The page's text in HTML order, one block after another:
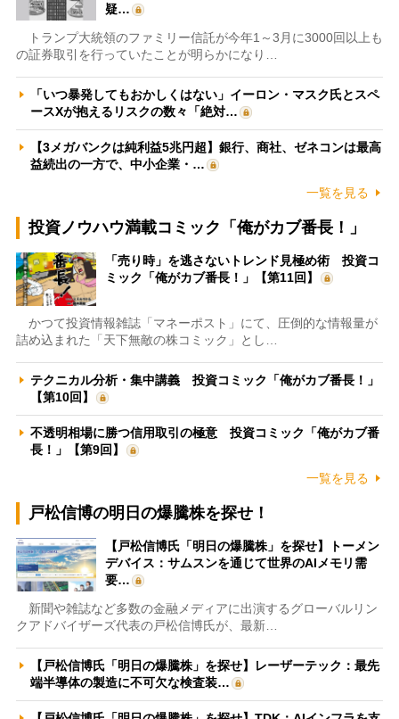
疑…
トランプ大統領のファミリー信託が今年1～3月に3000回以上も
の証券取引を行っていたことが明らかになり…
「いつ暴発してもおかしくはない」イーロン・マスク氏とスペ
ースXが抱えるリスクの数々「絶対…
【3メガバンクは純利益5兆円超】銀行、商社、ゼネコンは最高
益続出の一方で、中小企業・…
一覧を見る
投資ノウハウ満載コミック「俺がカブ番長！」
「売り時」を逃さないトレンド見極め術 投資コ
ミック「俺がカブ番長！」【第11回】
かつて投資情報雑誌「マネーポスト」にて、圧倒的な情報量が
詰め込まれた「天下無敵の株コミック」とし…
テクニカル分析・集中講義 投資コミック「俺がカブ番長！」
【第10回】
不透明相場に勝つ信用取引の極意 投資コミック「俺がカブ番
長！」【第9回】
一覧を見る
戸松信博の明日の爆騰株を探せ！
【戸松信博氏「明日の爆騰株」を探せ】トーメン
デバイス：サムスンを通じて世界のAIメモリ需
要…
新聞や雑誌など多数の金融メディアに出演するグローバルリン
クアドバイザーズ代表の戸松信博氏が、最新…
【戸松信博氏「明日の爆騰株」を探せ】レーザーテック：最先
端半導体の製造に不可欠な検査装…